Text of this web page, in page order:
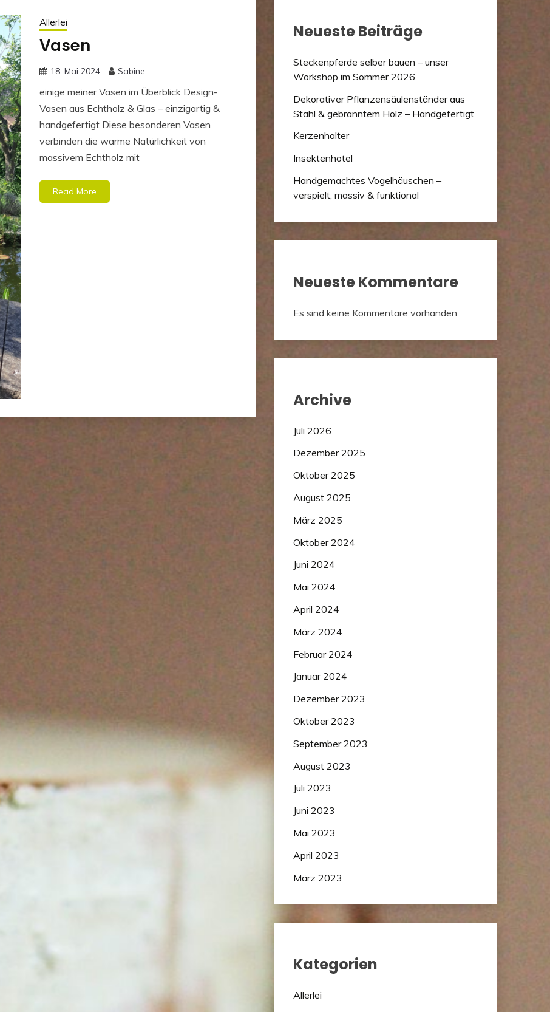
Allerlei
Vasen
18. Mai 2024 Sabine
einige meiner Vasen im Überblick Design-
Vasen aus Echtholz & Glas – einzigartig &
handgefertigt Diese besonderen Vasen
verbinden die warme Natürlichkeit von
massivem Echtholz mit
Read More
Neueste Beiträge
Steckenpferde selber bauen – unser
Workshop im Sommer 2026
Dekorativer Pflanzensäulenständer aus
Stahl & gebranntem Holz – Handgefertigt
Kerzenhalter
Insektenhotel
Handgemachtes Vogelhäuschen –
verspielt, massiv & funktional
Neueste Kommentare
Es sind keine Kommentare vorhanden.
Archive
Juli 2026
Dezember 2025
Oktober 2025
August 2025
März 2025
Oktober 2024
Juni 2024
Mai 2024
April 2024
März 2024
Februar 2024
Januar 2024
Dezember 2023
Oktober 2023
September 2023
August 2023
Juli 2023
Juni 2023
Mai 2023
April 2023
März 2023
Kategorien
Allerlei